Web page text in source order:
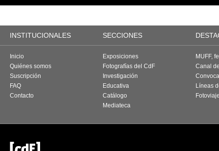
INSTITUCIONALES SECCIONES
Inicio
Quiénes somos
Suscripción
FAQ
Contacto
Exposiciones
Fotografías del CdF
Investigación
Educativa
Catálogo
Mediateca
MUFF,
Canal
Líneas